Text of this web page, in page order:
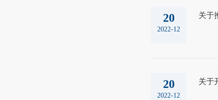
20
2022-12
关于
20
2022-12
关于